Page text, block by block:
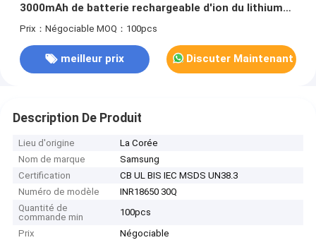
3000mAh de batterie rechargeable d'ion du lithium
15A
Prix：Négociable MOQ：100pcs
meilleur prix Discuter Maintenant
Description De Produit
Lieu d'origine
La Corée
Nom de marque
Samsung
Certification
CB UL BIS IEC MSDS UN38.3
Numéro de modèle
INR18650 30Q
Quantité de
commande min
100pcs
Prix
Négociable